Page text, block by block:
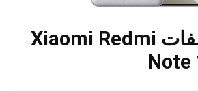
سعر و مواصفات Xiaomi Redmi
Note